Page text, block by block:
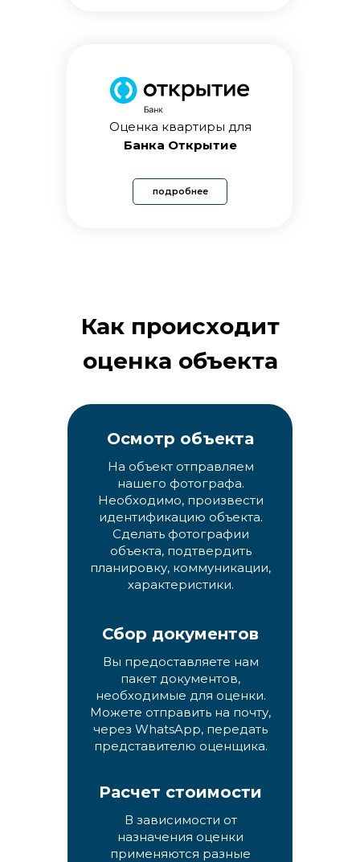
Оценка квартиры для
Банка Открытие
подробнее
На объект отправляем
нашего фотографа.
Необходимо, произвести
идентификацию объекта.
Сделать фотографии
объекта, подтвердить
планировку, коммуникации,
характеристики.
Вы предоставляете нам
пакет документов,
необходимые для оценки.
Можете отправить на почту,
через WhatsApp, передать
представителю оценщика.
В зависимости от
назначения оценки
применяются разные
Осмотр объекта
Сбор документов
Расчет стоимости
Как происходит
оценка объекта